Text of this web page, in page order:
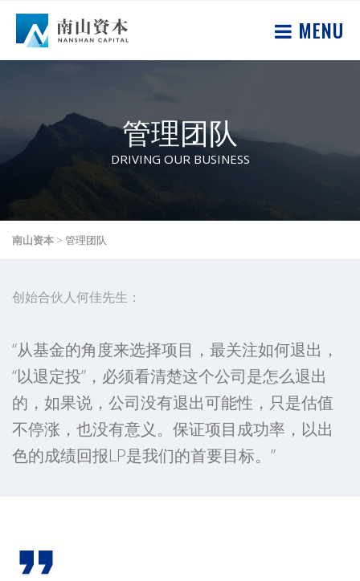
MENU
管理团队
DRIVING OUR BUSINESS
南山资本 > 管理团队
创始合伙人何佳先生：
“从基金的角度来选择项目，最关注如何退出，
“以退定投”，必须看清楚这个公司是怎么退出
的，如果说，公司没有退出可能性，只是估值
不停涨，也没有意义。保证项目成功率，以出
色的成绩回报LP是我们的首要目标。”